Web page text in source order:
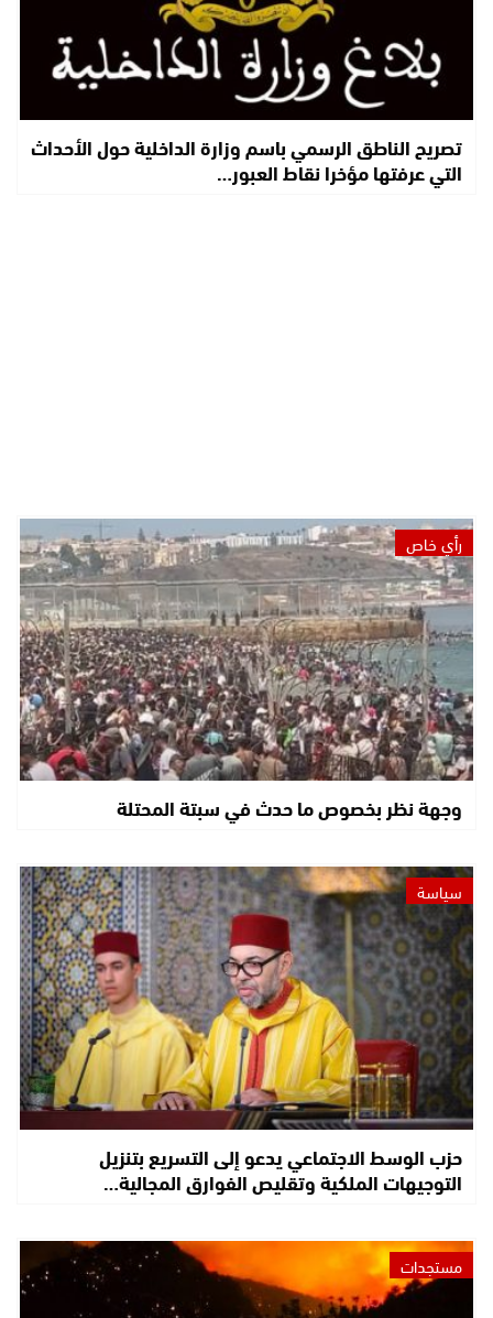
تصريح الناطق الرسمي باسم وزارة الداخلية حول الأحداث
التي عرفتها مؤخرا نقاط العبور…
رأي خاص
وجهة نظر بخصوص ما حدث في سبتة المحتلة
سياسة
حزب الوسط الاجتماعي يدعو إلى التسريع بتنزيل
التوجيهات الملكية وتقليص الفوارق المجالية…
مستجدات